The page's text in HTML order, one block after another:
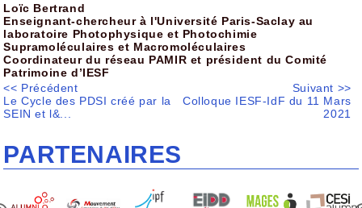
Loïc Bertrand
Enseignant-chercheur à l'Université Paris-Saclay au
laboratoire Photophysique et Photochimie
Supramoléculaires et Macromoléculaires
Coordinateur du réseau PAMIR et président du Comité
Patrimoine d’IESF
<< Précédent
Le Cycle des PDSI créé par la
SEIN et l&...
Suivant >>
Colloque IESF-IdF du 11 Mars
2021
PARTENAIRES